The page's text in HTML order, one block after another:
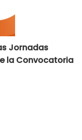
Jornadas
la Convocatoria